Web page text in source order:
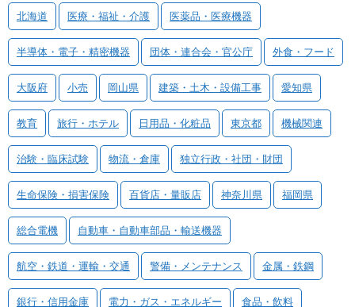
北海道 医療・福祉・介護 医薬品・医療機器
半導体・電子・精密機器 団体・連合会・官公庁 外食・フード
大阪府 小売 岡山県 建築・土木・設備工事 愛知県
教育 旅行・ホテル 日用品・化粧品 東京都 機械関連
治験・臨床試験 物流・倉庫 独立行政・社団・財団
生命保険・損害保険 百貨店・量販店 神奈川県 福岡県
総合電機 自動車・自動車部品・輸送機器
航空・鉄道・運輸・交通 警備・メンテナンス 金属・鉄鋼
銀行・信用金庫 電力・ガス・エネルギー 食品・飲料